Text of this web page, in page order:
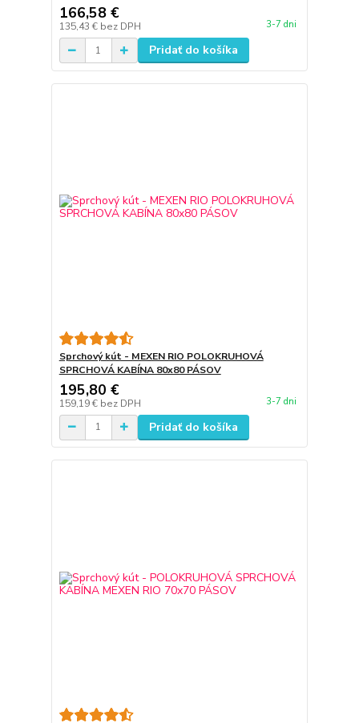
166,58 €
135,43 € bez DPH 3-7 dni
Pridať do košíka
Sprchový kút - MEXEN RIO POLOKRUHOVÁ
SPRCHOVÁ KABÍNA 80x80 PÁSOV
195,80 €
159,19 € bez DPH 3-7 dni
Pridať do košíka